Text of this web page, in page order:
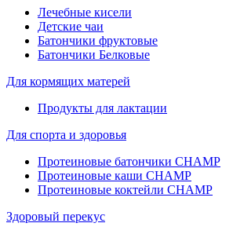
Лечебные кисели
Детские чаи
Батончики фруктовые
Батончики Белковые
Для кормящих матерей
Продукты для лактации
Для спорта и здоровья
Протеиновые батончики CHAMP
Протеиновые каши CHAMP
Протеиновые коктейли CHAMP
Здоровый перекус